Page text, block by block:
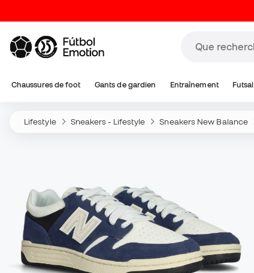
Chaussures de foot Gants de gardien Entraînement Futsal
Lifestyle Sneakers - Lifestyle Sneakers New Balance